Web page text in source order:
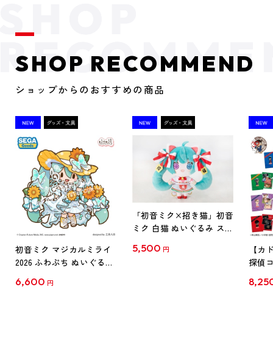
SHOP RECOMMEND
ショップからのおすすめの商品
初音ミク マジカルミライ
2026 ふわぷち ぬいぐるみ
6,600 円
「初音ミク×招き猫」初音
ミク 白猫 ぬいぐるみ スタ
5,500 円
【カ
探偵
クリ